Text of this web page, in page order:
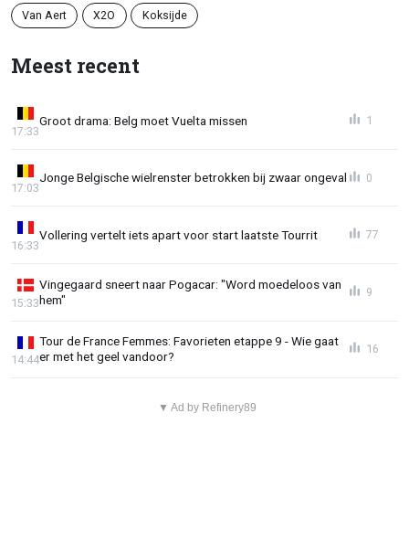
Van Aert X2O Koksijde
Meest recent
Groot drama: Belg moet Vuelta missen
17:33
1
Jonge Belgische wielrenster betrokken bij zwaar ongeval
17:03
0
Vollering vertelt iets apart voor start laatste Tourrit
16:33
77
Vingegaard sneert naar Pogacar: "Word moedeloos van
hem"
15:33
9
Tour de France Femmes: Favorieten etappe 9 - Wie gaat
er met het geel vandoor?
14:44
16
▼ Ad by Refinery89